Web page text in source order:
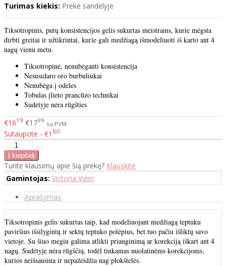
Turimas kiekis: Prekė sandėlyje
Tiksotropinis, putų konsistencijos gelis sukurtas meistrams, kurie mėgsta
dirbti greitai ir užtikrintai, kurie gali medžiagą išmodeliuoti iš karto ant 4
nagų vienu metu.
Tiksotropinė, nenubėganti konsistencija
Nesusidaro oro burbuliukai
Nenubėga į odeles
Tobulas įlieto prancūzo technikai
Sudėtyje nėra rūgšties
€1619 €1799 su PVM
Sutaupote - €1 80
Turite klausimų apie šią prekę? Klauskite
Gamintojas: Victoria Vynn
Aprašymas
Tiksotropinis gelis sukurtas taip, kad modeliuojant medžiagą teptuku
paviršius išsilygintų ir sektų teptuko potėpius, bet tuo pačiu išliktų savo
vietoje. Su šiuo megiu galima atlikti priauginimą ar korekciją iškart ant 4
nagų. Sudėtyje nėra rūgščių, todėl tinkamas nuolatinėms korekcijoms,
kurios neišsausina ir nepažeidžia nag plokštelės.